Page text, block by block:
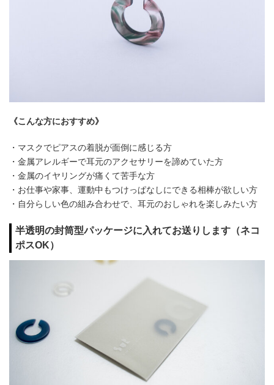
《こんな方におすすめ》
・マスクでピアスの着脱が面倒に感じる方
・金属アレルギーで耳元のアクセサリーを諦めていた方
・金属のイヤリングが痛くて苦手な方
・お仕事や家事、運動中もつけっぱなしにできる相棒が欲しい方
・自分らしい色の組み合わせで、耳元のおしゃれを楽しみたい方
半透明の封筒型パッケージに入れてお送りします（ネコ
ポスOK）